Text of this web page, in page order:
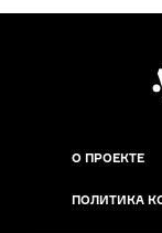
О ПРОЕКТЕ
ПОЛИТИКА